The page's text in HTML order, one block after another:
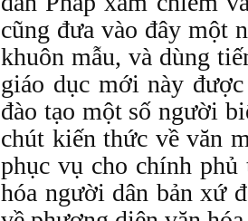
cũng đưa vào đây một
khuôn mẫu, và dùng
giáo dục mới này
đào tạo một số người
chút kiến thức về văn
phục vụ cho chính phủ
hóa người dân bản xứ